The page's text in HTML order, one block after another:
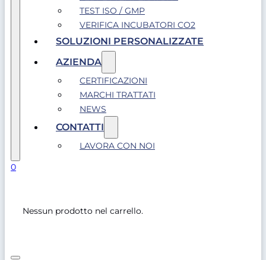
TEST ISO / GMP
VERIFICA INCUBATORI CO2
SOLUZIONI PERSONALIZZATE
AZIENDA
CERTIFICAZIONI
MARCHI TRATTATI
NEWS
CONTATTI
LAVORA CON NOI
0
Nessun prodotto nel carrello.